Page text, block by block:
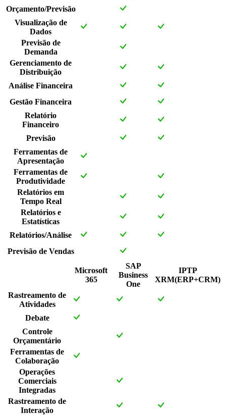
Orçamento/Previsão
Visualização de
Dados
Previsão de
Demanda
Gerenciamento de
Distribuição
Análise Financeira
Gestão Financeira
Relatório
Financeiro
Previsão
Ferramentas de
Apresentação
Ferramentas de
Produtividade
Relatórios em
Tempo Real
Relatórios e
Estatísticas
Relatórios/Análise
Previsão de Vendas
Microsoft
365
SAP
Business
One
IPTP
XRM(ERP+CRM)
Rastreamento de
Atividades
Debate
Controle
Orçamentário
Ferramentas de
Colaboração
Operações
Comerciais
Integradas
Rastreamento de
Interação